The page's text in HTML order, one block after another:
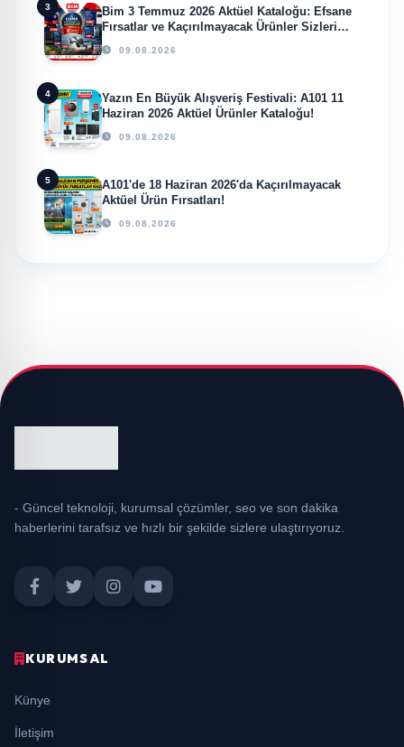
3
Bim 3 Temmuz 2026 Aktüel Kataloğu: Efsane
Fırsatlar ve Kaçırılmayacak Ürünler Sizleri
Bekliyor!
09.08.2026
4
Yazın En Büyük Alışveriş Festivali: A101 11
Haziran 2026 Aktüel Ürünler Kataloğu!
09.08.2026
5
A101'de 18 Haziran 2026'da Kaçırılmayacak
Aktüel Ürün Fırsatları!
09.08.2026
- Güncel teknoloji, kurumsal çözümler, seo ve son dakika
haberlerini tarafsız ve hızlı bir şekilde sizlere ulaştırıyoruz.
KURUMSAL
Künye
İletişim